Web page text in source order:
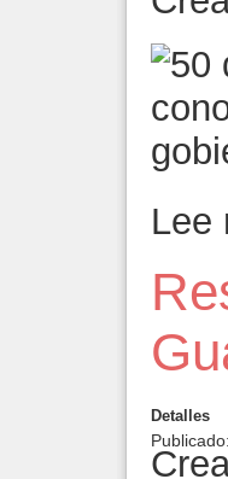
Lee
Detalles